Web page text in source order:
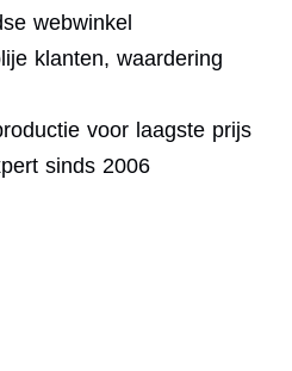
webwinkel
klanten, waardering
voor laagste prijs
sinds 2006